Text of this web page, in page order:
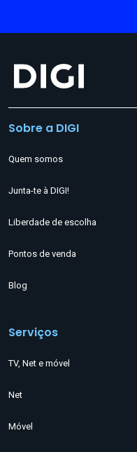
Sobre a DIGI
Quem somos
Junta-te à DIGI!
Liberdade de escolha
Pontos de venda
Blog
Serviços
TV, Net e móvel
Net
Móvel